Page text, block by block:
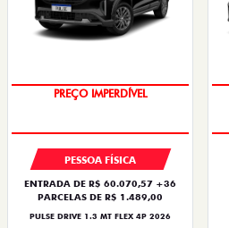
PREÇO IMPERDÍVEL
PESSOA FÍSICA
ENTRADA DE R$ 60.070,57 +36
PARCELAS DE R$ 1.489,00
PULSE DRIVE 1.3 MT FLEX 4P 2026